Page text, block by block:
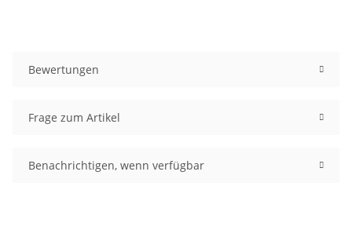
Bewertungen
Frage zum Artikel
Benachrichtigen, wenn verfügbar